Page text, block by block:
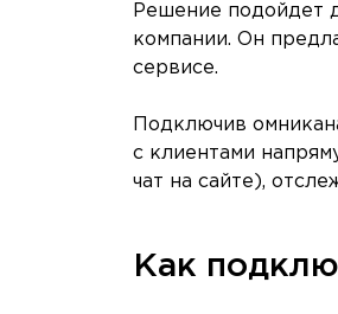
Решение подойдет
компании. Он
сервисе.
Подключив
с клиентами
чат на сайте),
Как